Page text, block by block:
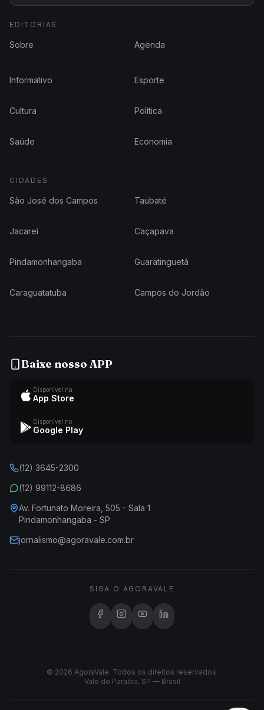
EDITORIAS
Sobre Agenda
Informativo Esporte
Cultura Política
Saúde Economia
CIDADES
São José dos Campos Taubaté
Jacareí Caçapava
Pindamonhangaba Guaratinguetá
Caraguatatuba Campos do Jordão
Baixe nosso APP
Disponível na
App Store
Disponível no
Google Play
(12) 3645-2300
(12) 99112-8686
Av. Fortunato Moreira, 505 - Sala 1
Pindamonhangaba - SP
jornalismo@agoravale.com.br
SIGA O AGORAVALE
© 2026 AgoraVale. Todos os direitos reservados.
Vale do Paraíba, SP — Brasil